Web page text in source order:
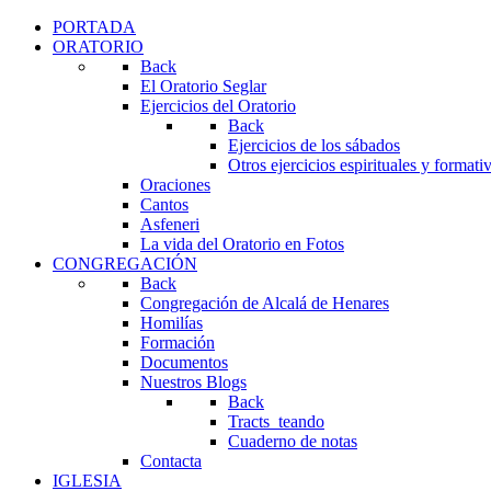
PORTADA
ORATORIO
Back
El Oratorio Seglar
Ejercicios del Oratorio
Back
Ejercicios de los sábados
Otros ejercicios espirituales y
Oraciones
Cantos
Asfeneri
La vida del Oratorio en Fotos
CONGREGACIÓN
Back
Congregación de Alcalá de Henares
Homilías
Formación
Documentos
Nuestros Blogs
Back
Tracts_teando
Cuaderno de notas
Contacta
IGLESIA